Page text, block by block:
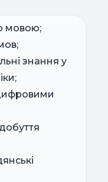
мовою;
знання у